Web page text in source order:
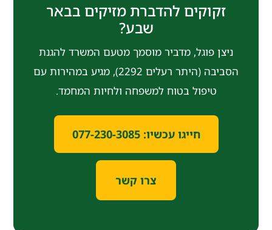
זקוקים להדברת מזיקים בבאר
שבע?
ניצן פוגל, מדביר מוסמך מטעם המשרד להגנת
הסביבה (היתר רעלים 2292), מגיע במהירות עם
טיפול בטוח למשפחה ולחיות המחמד.
חייגו עכשיו: 077-230-3085
צרו קשר